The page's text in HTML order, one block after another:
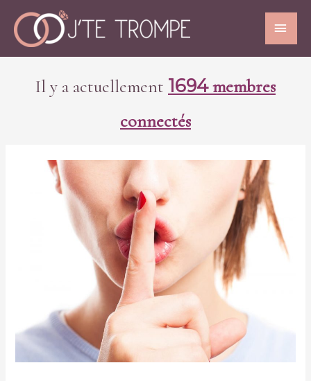
Il y a actuellement 1694membres
connectés